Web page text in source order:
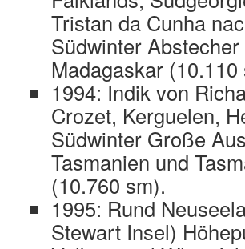
Tristan da Cunha
Südwinter
Madagaskar (10.110
1994: Indik von
Crozet, Kerguelen,
Südwinter Große
Tasmanien und
(10.760 sm).
1995: Rund
Stewart Insel)